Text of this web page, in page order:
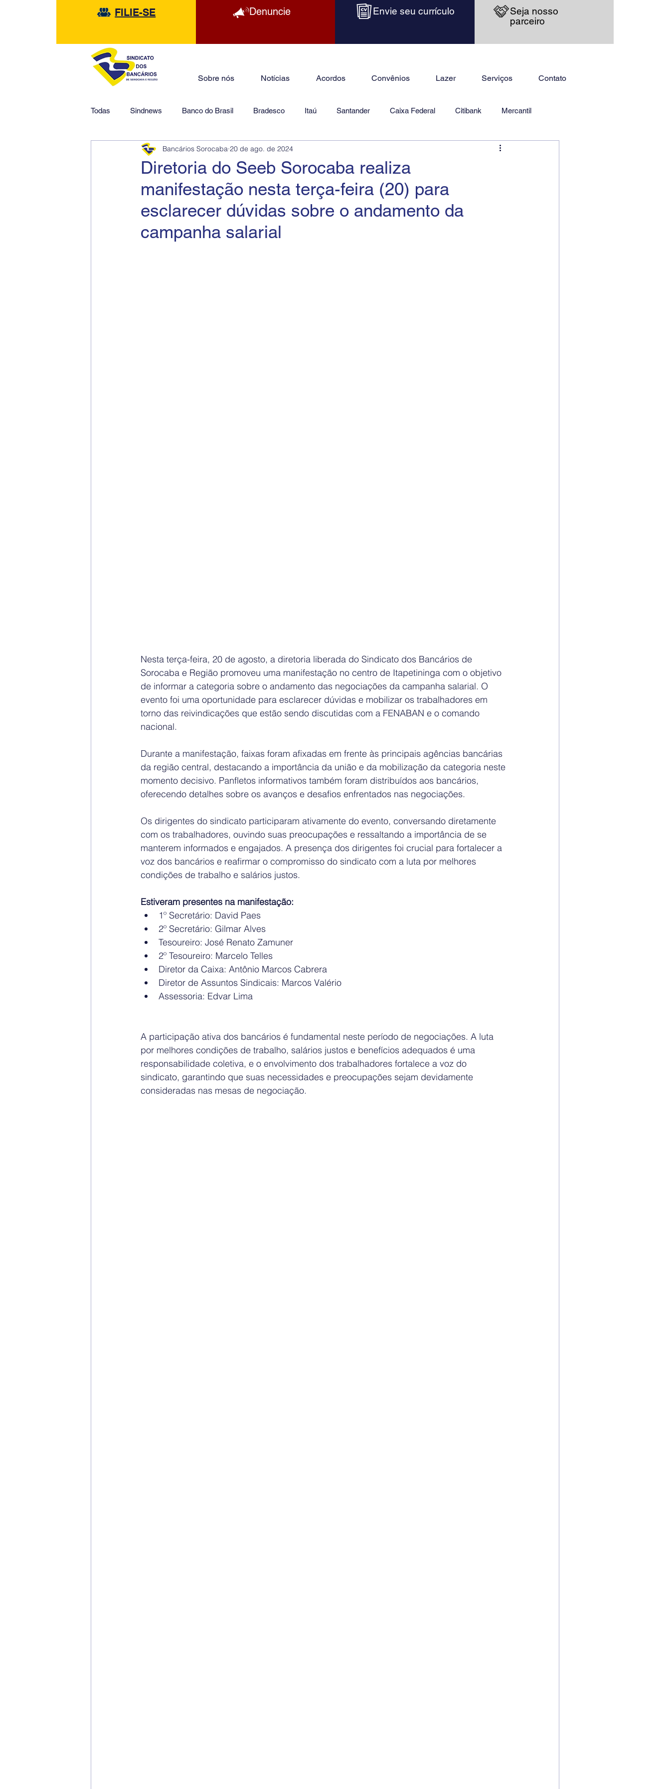
FILIE-SE Denuncie Envie seu currículo
Seja nosso
parceiro
Sobre nós Notícias Acordos Convênios Lazer Serviços Contato
Todas Sindnews Banco do Brasil Bradesco Itaú Santander Caixa Federal Citibank Mercantil
HSBC Financeiras Jurídico
Diretoria do Seeb Sorocaba realiza
manifestação nesta terça-feira (20) para
esclarecer dúvidas sobre o andamento da
campanha salarial
Bancários Sorocaba 20 de ago. de 2024
Nesta terça-feira, 20 de agosto, a diretoria liberada do Sindicato dos Bancários de
Sorocaba e Região promoveu uma manifestação no centro de Itapetininga com o objetivo
de informar a categoria sobre o andamento das negociações da campanha salarial. O
evento foi uma oportunidade para esclarecer dúvidas e mobilizar os trabalhadores em
torno das reivindicações que estão sendo discutidas com a FENABAN e o comando
nacional.
Durante a manifestação, faixas foram afixadas em frente às principais agências bancárias
da região central, destacando a importância da união e da mobilização da categoria neste
momento decisivo. Panfletos informativos também foram distribuídos aos bancários,
oferecendo detalhes sobre os avanços e desafios enfrentados nas negociações.
Os dirigentes do sindicato participaram ativamente do evento, conversando diretamente
com os trabalhadores, ouvindo suas preocupações e ressaltando a importância de se
manterem informados e engajados. A presença dos dirigentes foi crucial para fortalecer a
voz dos bancários e reafirmar o compromisso do sindicato com a luta por melhores
condições de trabalho e salários justos.
Estiveram presentes na manifestação:
1º Secretário: David Paes
2º Secretário: Gilmar Alves
Tesoureiro: José Renato Zamuner
2º Tesoureiro: Marcelo Telles
Diretor da Caixa: Antônio Marcos Cabrera
Diretor de Assuntos Sindicais: Marcos Valério
Assessoria: Edvar Lima
A participação ativa dos bancários é fundamental neste período de negociações. A luta
por melhores condições de trabalho, salários justos e benefícios adequados é uma
responsabilidade coletiva, e o envolvimento dos trabalhadores fortalece a voz do
sindicato, garantindo que suas necessidades e preocupações sejam devidamente
consideradas nas mesas de negociação.